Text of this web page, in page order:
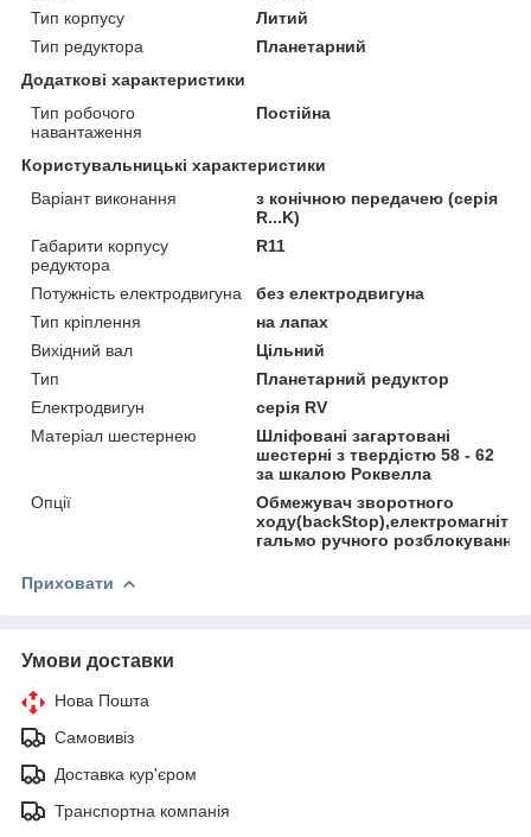
Тип корпусу
Литий
Тип редуктора
Планетарний
Додаткові характеристики
Тип робочого
навантаження
Постійна
Користувальницькі характеристики
Варіант виконання
з конічною передачею (серія
R...K)
Габарити корпусу
редуктора
R11
Потужність електродвигуна
без електродвигуна
Тип кріплення
на лапах
Вихідний вал
Цільний
Тип
Планетарний редуктор
Електродвигун
серія RV
Матеріал шестернею
Шліфовані загартовані
шестерні з твердістю 58 - 62
за шкалою Роквелла
Опції
Обмежувач зворотного
гальмо ручного
Приховати
Умови доставки
Нова Пошта
Самовивіз
Доставка кур'єром
Транспортна компанія